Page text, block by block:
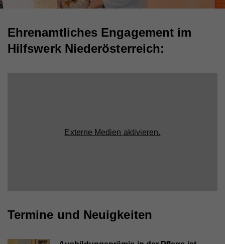
Ehrenamtliches Engagement im
Hilfswerk Niederösterreich:
Externe Medien aktivieren.
Termine und Neuigkeiten